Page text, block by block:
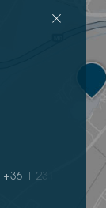
+36 1 2313